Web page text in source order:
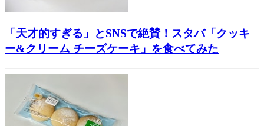
「天才的すぎる」とSNSで絶賛！スタバ「クッキ
ー&クリーム チーズケーキ」を食べてみた